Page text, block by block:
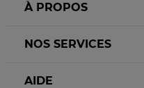
À PROPOS
NOS SERVICES
AIDE